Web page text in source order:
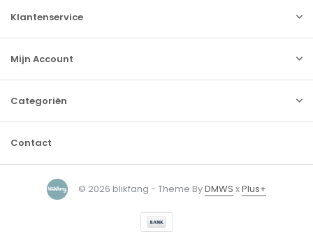
Klantenservice
Mijn Account
Categoriën
Contact
© 2026 blikfang - Theme ByDMWS xPlus+